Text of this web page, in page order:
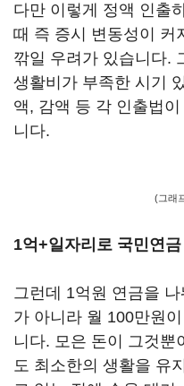
다만 이렇게 정액 인출
때 즉 증시 변동성이 커
깎일 우려가 있습니다.
생활비가 부족한 시기
액, 감액 등 각 인출법
니다.
(그래
1억+일자리로 국민연금
그런데 1억원 연금을
가 아니라 월 100만원
니다. 모은 돈이 그것뿐
도 최소한의 생활을 유